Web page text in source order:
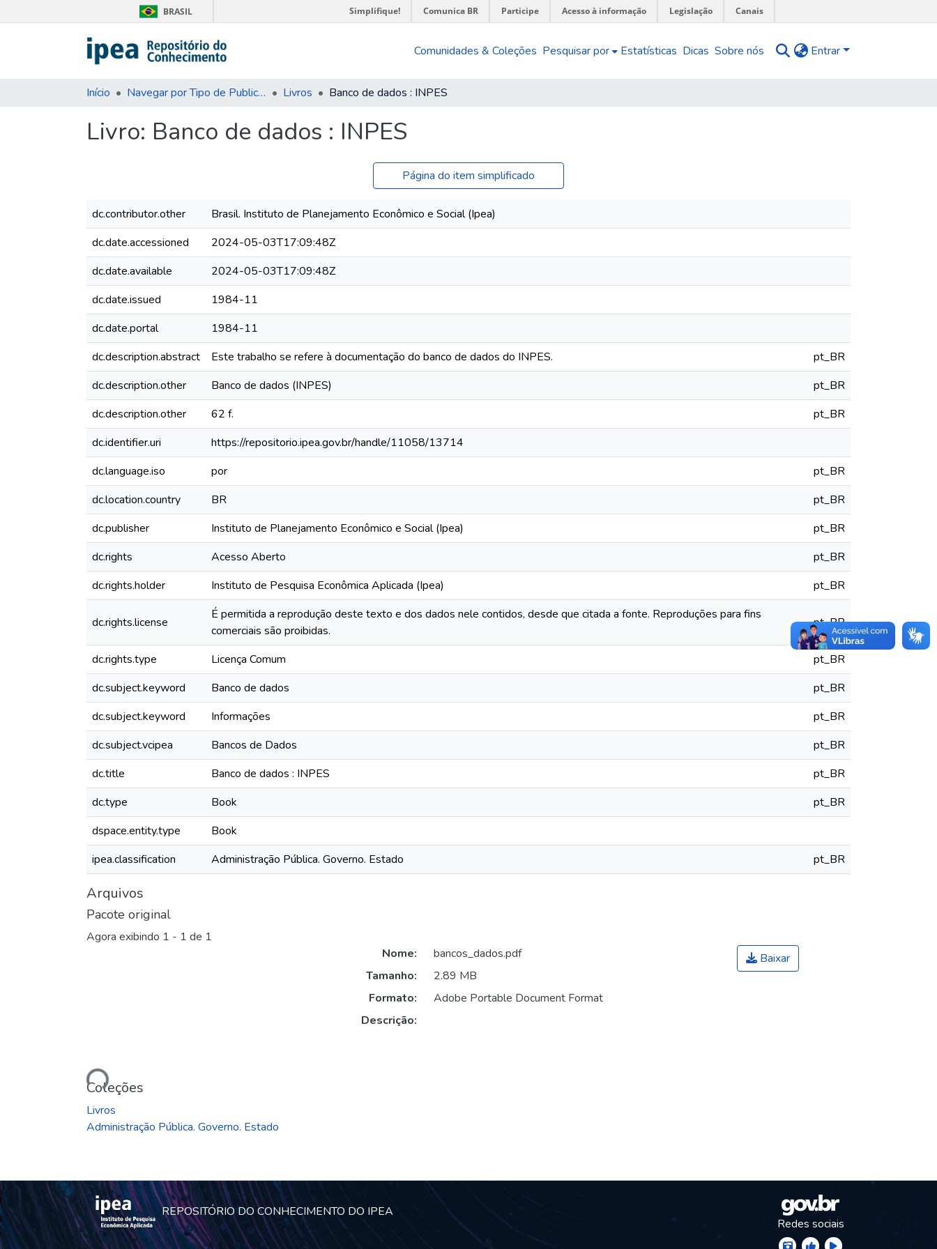
BRASIL Simplifique! Comunica BR Participe Acesso à informação Legislação Canais
Comunidades & Coleções Pesquisar por Estatísticas Dicas Sobre nós Entrar
Início Navegar por Tipo de Publicação Livros Banco de dados : INPES
Livro: Banco de dados : INPES
Página do item simplificado
dc.contributor.other
Brasil. Instituto de Planejamento Econômico e Social (Ipea)
dc.date.accessioned
2024-05-03T17:09:48Z
dc.date.available
2024-05-03T17:09:48Z
dc.date.issued
1984-11
dc.date.portal
1984-11
dc.description.abstract
Este trabalho se refere à documentação do banco de dados do INPES.
pt_BR
dc.description.other
Banco de dados (INPES)
pt_BR
dc.description.other
62 f.
pt_BR
dc.identifier.uri
https://repositorio.ipea.gov.br/handle/11058/13714
dc.language.iso
por
pt_BR
dc.location.country
BR
pt_BR
dc.publisher
Instituto de Planejamento Econômico e Social (Ipea)
pt_BR
dc.rights
Acesso Aberto
pt_BR
dc.rights.holder
Instituto de Pesquisa Econômica Aplicada (Ipea) pt_BR
dc.rights.license
É permitida a reprodução deste texto e dos dados nele contidos, desde que citada a fonte. Reproduções para fins
comerciais são proibidas.
pt_BR
dc.rights.type Licença Comum
pt_BR
dc.subject.keyword
Banco de dados
pt_BR
dc.subject.keyword
Informações
pt_BR
dc.subject.vcipea
Bancos de Dados
pt_BR
dc.title
Banco de dados : INPES
pt_BR
dc.type
Book
pt_BR
dspace.entity.type
Book
ipea.classification
Administração Pública. Governo. Estado pt_BR
Arquivos
Pacote original
Agora exibindo 1 - 1 de 1
Carregando...
Nome:
bancos_dados.pdf
Tamanho:
2.89 MB
Formato:
Adobe Portable Document Format
Descrição:
Baixar
Coleções
Livros
Administração Pública. Governo. Estado
REPOSITÓRIO DO CONHECIMENTO DO IPEA
Redes sociais